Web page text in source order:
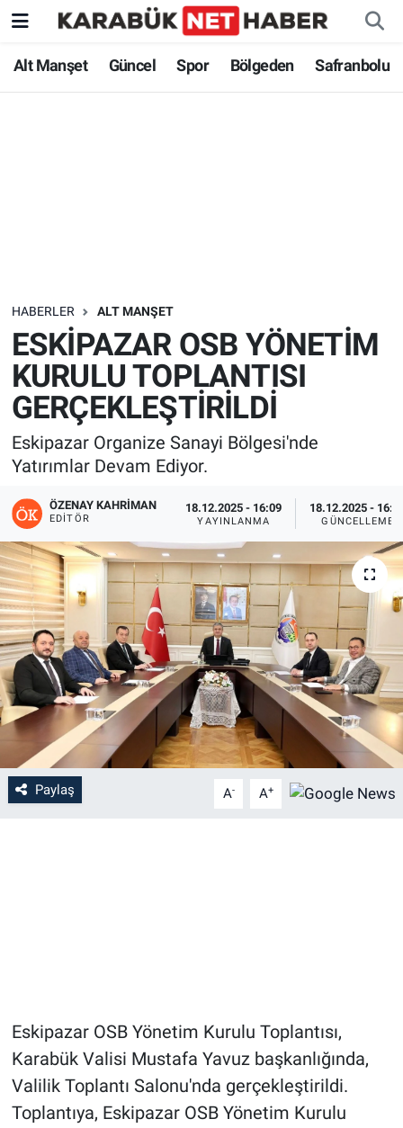
Alt Manşet Güncel Spor Bölgeden Safranbolu
HABERLER ALT MANŞET
ESKİPAZAR OSB YÖNETİM
KURULU TOPLANTISI
GERÇEKLEŞTİRİLDİ
Eskipazar Organize Sanayi Bölgesi'nde
Yatırımlar Devam Ediyor.
ÖZENAY KAHRIMAN
EDITÖR
18.12.2025 - 16:09
YAYINLANMA
18.12.2025 -
GÜNCELLEME
Paylaş A- A+
Eskipazar OSB Yönetim Kurulu Toplantısı,
Karabük Valisi Mustafa Yavuz başkanlığında,
Valilik Toplantı Salonu'nda gerçekleştirildi.
Toplantıya, Eskipazar OSB Yönetim Kurulu